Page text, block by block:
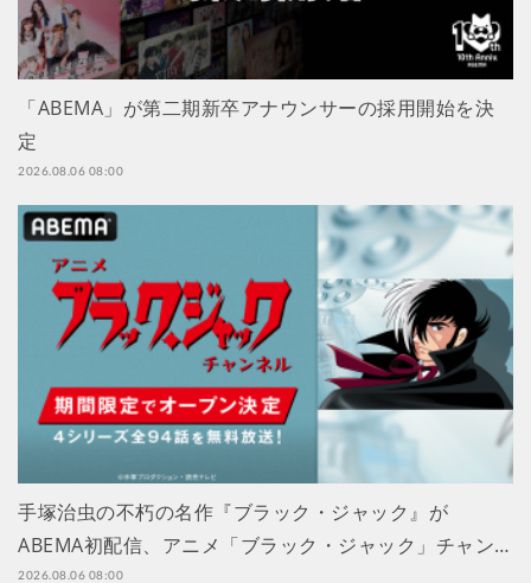
「ABEMA」が第二期新卒アナウンサーの採用開始を決
定
2026.08.06 08:00
手塚治虫の不朽の名作『ブラック・ジャック』が
ABEMA初配信、アニメ「ブラック・ジャック」チャン…
2026.08.06 08:00